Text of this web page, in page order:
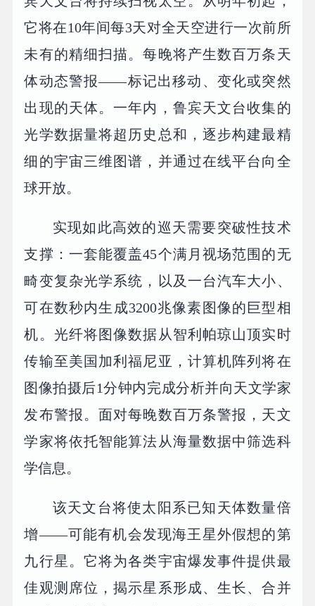
它将在10年间每3天对全天空进行一次前所
未有的精细扫描。每晚将产生数百万条天
体动态警报——标记出移动、变化或突然
出现的天体。一年内，鲁宾天文台收集的
光学数据量将超历史总和，逐步构建最精
细的宇宙三维图谱，并通过在线平台向全
球开放。
实现如此高效的巡天需要突破性技术
支撑：一套能覆盖45个满月视场范围的无
畸变复杂光学系统，以及一台汽车大小、
可在数秒内生成3200兆像素图像的巨型相
机。光纤将图像数据从智利帕琼山顶实时
传输至美国加利福尼亚，计算机阵列将在
图像拍摄后1分钟内完成分析并向天文学家
发布警报。面对每晚数百万条警报，天文
学家将依托智能算法从海量数据中筛选科
学信息。
该天文台将使太阳系已知天体数量倍
增——可能有机会发现海王星外假想的第
九行星。它将为各类宇宙爆发事件提供最
佳观测席位，揭示星系形成、生长、合并